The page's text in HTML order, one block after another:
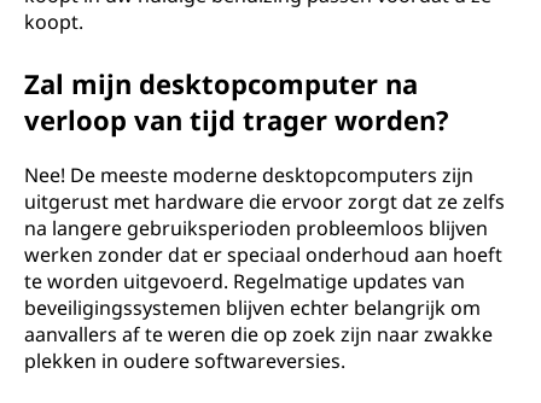
koopt.
Zal mijn desktopcomputer na
verloop van tijd trager worden?
Nee! De meeste moderne desktopcomputers zijn
uitgerust met hardware die ervoor zorgt dat ze zelfs
na langere gebruiksperioden probleemloos blijven
werken zonder dat er speciaal onderhoud aan hoeft
te worden uitgevoerd. Regelmatige updates van
beveiligingssystemen blijven echter belangrijk om
aanvallers af te weren die op zoek zijn naar zwakke
plekken in oudere softwareversies.